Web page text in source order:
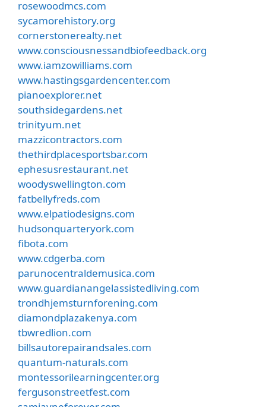
rosewoodmcs.com
sycamorehistory.org
cornerstonerealty.net
www.consciousnessandbiofeedback.org
www.iamzowilliams.com
www.hastingsgardencenter.com
pianoexplorer.net
southsidegardens.net
trinityum.net
mazzicontractors.com
thethirdplacesportsbar.com
ephesusrestaurant.net
woodyswellington.com
fatbellyfreds.com
www.elpatiodesigns.com
hudsonquarteryork.com
fibota.com
www.cdgerba.com
parunocentraldemusica.com
www.guardianangelassistedliving.com
trondhjemsturnforening.com
diamondplazakenya.com
tbwredlion.com
billsautorepairandsales.com
quantum-naturals.com
montessorilearningcenter.org
fergusonstreetfest.com